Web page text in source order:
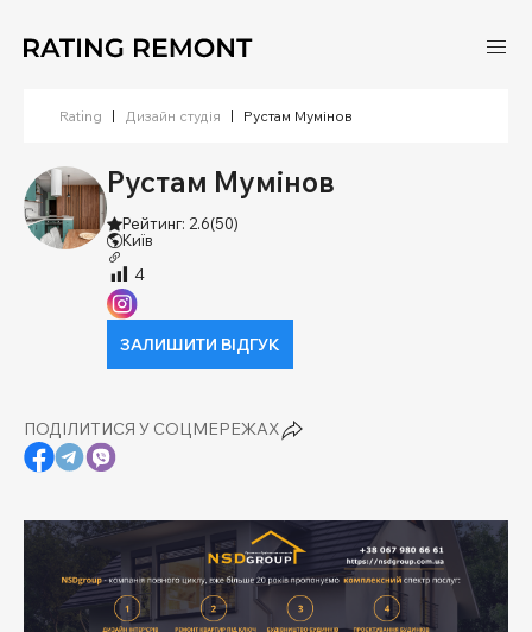
Rating | Дизайн студія | Рустам Мумінов
Рустам Мумінов
Рейтинг: 2.6(50)
Київ
4
ЗАЛИШИТИ ВІДГУК
ПОДІЛИТИСЯ У СОЦМЕРЕЖАХ